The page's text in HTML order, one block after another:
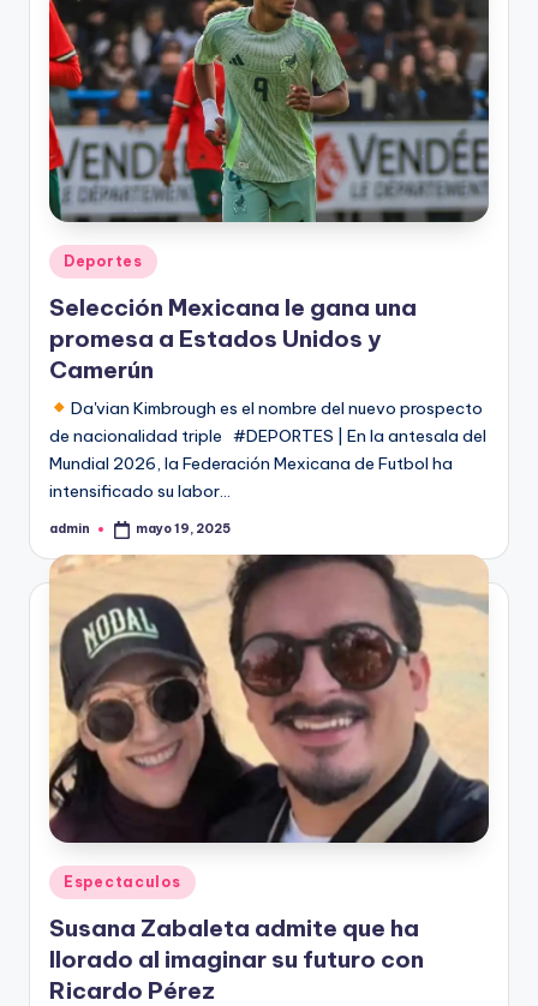
Publicado
en
Deportes
Selección Mexicana le gana una
promesa a Estados Unidos y
Camerún
Da'vian Kimbrough es el nombre del nuevo prospecto
de nacionalidad triple #DEPORTES | En la antesala del
Mundial 2026, la Federación Mexicana de Futbol ha
intensificado su labor…
Publicado
admin mayo 19, 2025
Publicado
en
Espectaculos
Susana Zabaleta admite que ha
llorado al imaginar su futuro con
Ricardo Pérez